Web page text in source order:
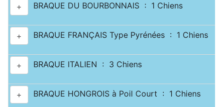
+ BRAQUE DU BOURBONNAIS : 1 Chiens
+ BRAQUE FRANÇAIS Type Pyrénées : 1 Chiens
+ BRAQUE ITALIEN : 3 Chiens
+ BRAQUE HONGROIS à Poil Court : 1 Chiens